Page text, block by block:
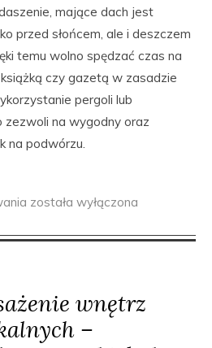
mające dach jest
przed słońcem, ale i deszczem
temu wolno spędzać czas na
czy gazetą w zasadzie
pergoli lub
na wygodny oraz
na podwórzu.
została wyłączona
wnętrz
–